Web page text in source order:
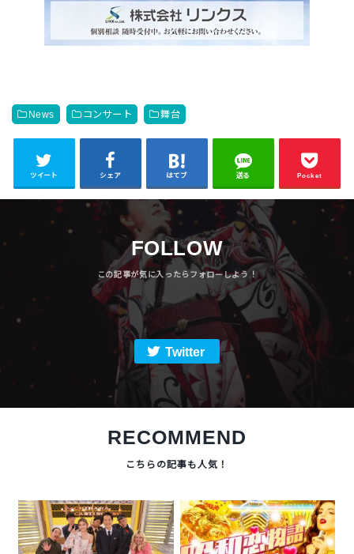
News コンサート 舞台
ツイート シェア はてブ 送る Pocket
FOLLOW
Twitter
RECOMMEND